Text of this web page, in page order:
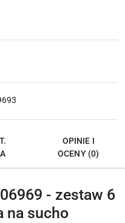
OPINIE I
OCENY (0)
- zestaw 6
na sucho